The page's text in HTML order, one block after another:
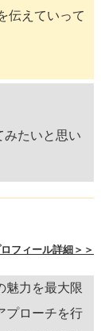
伝えていって
みたいと思い
フィール詳細＞＞
魅力を最大限
プローチを行